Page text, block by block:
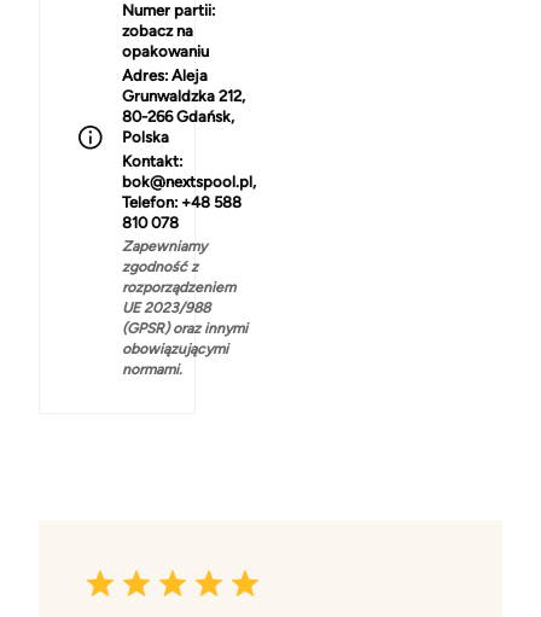
Numer partii:
zobacz na
opakowaniu
Adres: Aleja
Grunwaldzka 212,
80-266 Gdańsk,
Polska
Kontakt:
bok@nextspool.pl,
Telefon: +48 588
810 078
Zapewniamy
zgodność z
rozporządzeniem
UE 2023/988
(GPSR) oraz innymi
obowiązującymi
normami.